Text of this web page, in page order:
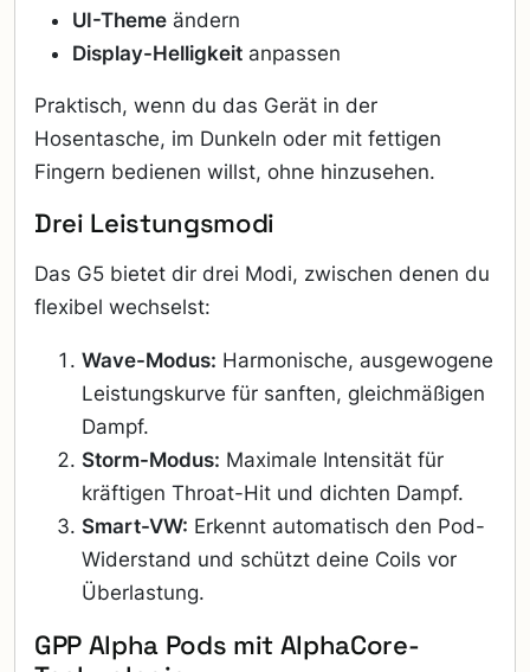
UI-Theme ändern
Display-Helligkeit anpassen
Praktisch, wenn du das Gerät in der
Hosentasche, im Dunkeln oder mit fettigen
Fingern bedienen willst, ohne hinzusehen.
Drei Leistungsmodi
Das G5 bietet dir drei Modi, zwischen denen du
flexibel wechselst:
Wave-Modus: Harmonische, ausgewogene
Leistungskurve für sanften, gleichmäßigen
Dampf.
Storm-Modus: Maximale Intensität für
kräftigen Throat-Hit und dichten Dampf.
Smart-VW: Erkennt automatisch den Pod-
Widerstand und schützt deine Coils vor
Überlastung.
GPP Alpha Pods mit AlphaCore-